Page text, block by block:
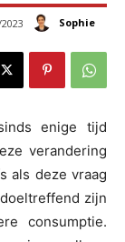
Sophie
enige tijd
verandering
als deze vraag
zijn
consumptie.